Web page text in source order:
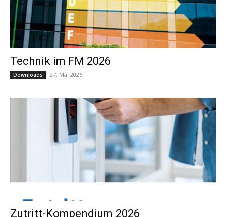
Technik im FM 2026
Downloads 27. Mai 2026
Zutritt-Kompendium 2026